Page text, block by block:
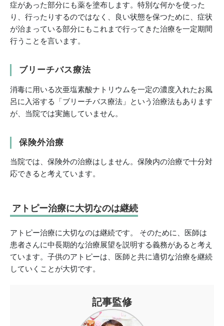
症があった部分にも薬を塗布します。特別な何かを使った
り、行ったりするのではなく、良い状態を保つために、症状
が治まっている部分にもこれまで行ってきた治療を一定期間
行うことを言います。
ブリーチバス療法
消毒に用いる次亜塩素酸ナトリウムを一定の濃度入れたお風
呂に入浴する「ブリーチバス療法」という治療法もあります
が、当院では実施していません。
保険外治療
当院では、保険外の治療はしません。保険内の治療で十分対
応できると考えています。
アトピー治療に大切なのは継続
アトピー治療に大切なのは継続です。 そのために、医師は
患者さんに中長期的な治療展望を説明する義務があると考え
ています。子供のアトピーは、医師と共に適切な治療を継続
していくことが大切です。
記事監修